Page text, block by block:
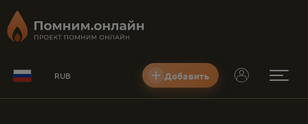
RUB Добавить